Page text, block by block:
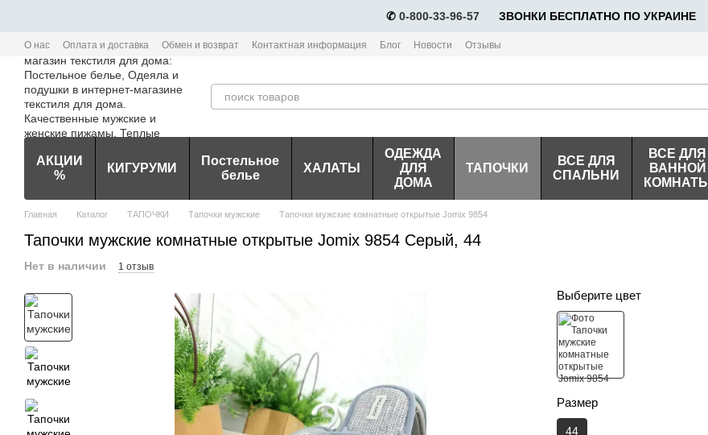
✆ 0-800-33-96-57⠀⠀ЗВОНКИ БЕСПЛАТНО ПО УКРАИНЕ
О нас Оплата и доставка Обмен и возврат Контактная информация Блог Новости
Отзывы
Политика конфиденциальности мобильного приложения Edem-Textile
АКЦИИ
%
КИГУРУМИ
Постельное
белье
ХАЛАТЫ
ОДЕЖДА
ДЛЯ
ДОМА
ТАПОЧКИ
ВСЕ ДЛЯ
СПАЛЬНИ
ВСЕ ДЛЯ
ВАННОЙ
КОМНАТЫ
Главная Каталог ТАПОЧКИ Тапочки мужские Тапочки мужские комнатные открытые Jomix 9854
Тапочки мужские комнатные открытые Jomix 9854 Серый, 44
Нет в наличии 1 отзыв
Выберите цвет
Размер
44